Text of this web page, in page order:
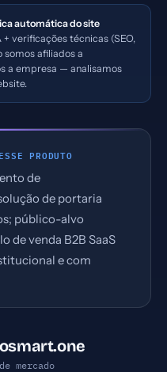
automática do site
+ verificações técnicas (SEO,
somos afiliados a
a empresa — analisamos
PRODUTO
de
de portaria
público-alvo
de venda B2B SaaS
e com
mercado